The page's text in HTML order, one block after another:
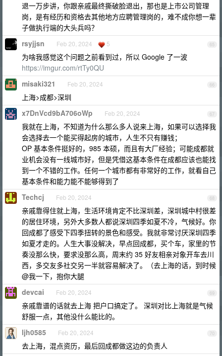
退一万步讲，你跟亲戚最终撕破脸退出，那也是上市公司管理
岗，是有经历和资格去其他地方应聘管理岗的，难不成你想一辈
子做执行端的大头兵吗？
65
rsyjjsn Feb 20, 2024 5
为啥我感觉这个问题之前看到过，所以 Google 了一波
https://imgur.com/rtTy0QU
66
misaki321 Feb 20, 2024
上海>成都>深圳
67
x7DnVcd9bA706oWp Feb 20, 2024
我就在上海，不知道为什么那么多人说来上海，如果可以选择我
会选择去一个能买得起房的城市，人生不只有赚钱；
OP 基本条件挺好的，985 本硕，而且有大厂经验；可能成都就
业机会没有一线城市好，但是凭借这基本条件在成都应该也能找
到一个不错的工作。任何一个城市都有非常好的工作，就看自己
基本条件和能力能不能够得到了
68
Techcj Feb 20, 2024
亲戚靠得住就上海，生活环境肯定不比深圳差，深圳城中村很差
的居住环境，另外大多数人都说深圳四季如夏不冷，气候好。你
回成都了感受下四季扭转的景色和感受。我就非常讨厌深圳四季
如夏才走的。人生大事没解决，早点回成都，买个车，家里的节
奏没那么快，要求没那么高，周末约 35 好友相亲对象开车去川
西，多交友多社交另一半就容易解决了。（去上海的话，到时候
@我一下，抱你大腿
69
devcai Feb 20, 2024
亲戚靠谱的话就去上海 把户口搞定了。 深圳对比上海就是气候
舒服一点，其他没什么能比的。
70
ljh0585 Feb 20, 2024
去上海，混点资历，最后回成都做这边的负责人